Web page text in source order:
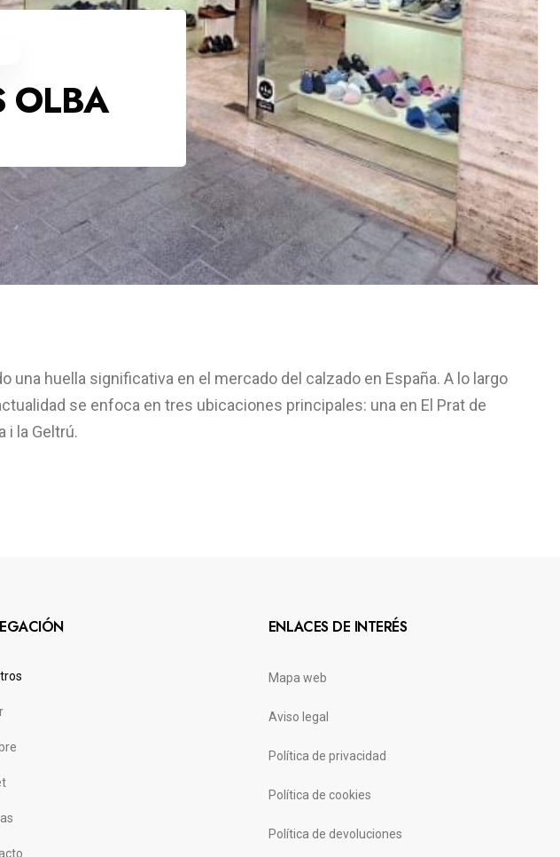
OLBA
una huella significativa en el mercado del calzado en España. A lo largo
se enfoca en tres ubicaciones principales: una en El Prat de
i la Geltrú.
ENLACES DE INTERÉS
Mapa web
Aviso legal
Política de privacidad
Política de cookies
Política de devoluciones